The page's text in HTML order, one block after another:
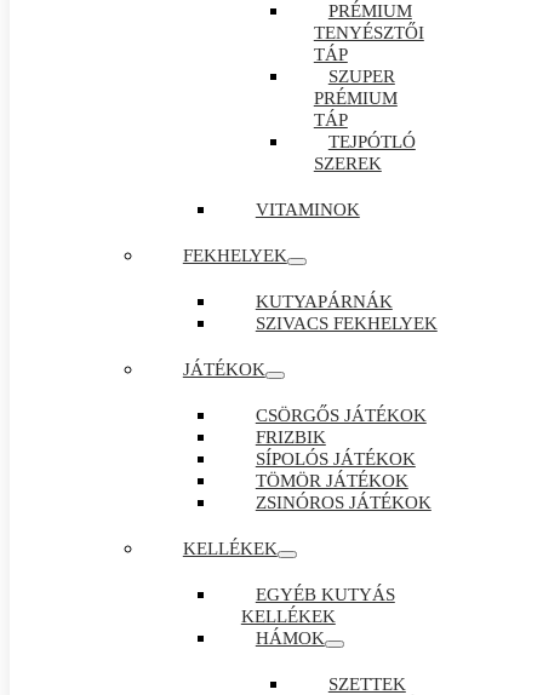
PRÉMIUM
TENYÉSZTŐI
TÁP
SZUPER
PRÉMIUM
TÁP
TEJPÓTLÓ
SZEREK
VITAMINOK
FEKHELYEK
KUTYAPÁRNÁK
SZIVACS FEKHELYEK
JÁTÉKOK
CSÖRGŐS JÁTÉKOK
FRIZBIK
SÍPOLÓS JÁTÉKOK
TÖMÖR JÁTÉKOK
ZSINÓROS JÁTÉKOK
KELLÉKEK
EGYÉB KUTYÁS
KELLÉKEK
HÁMOK
SZETTEK